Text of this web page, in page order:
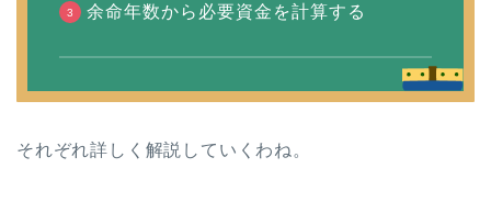
余命年数から必要資金を計算する
それぞれ詳しく解説していくわね。